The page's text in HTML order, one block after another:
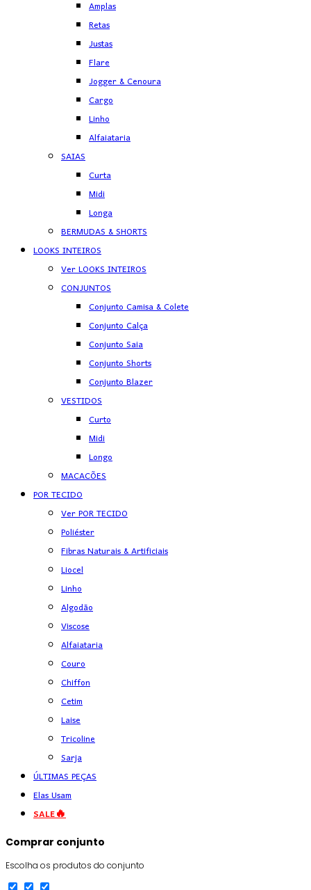
Amplas
Retas
Justas
Flare
Jogger & Cenoura
Cargo
Linho
Alfaiataria
SAIAS
Curta
Midi
Longa
BERMUDAS & SHORTS
LOOKS INTEIROS
Ver LOOKS INTEIROS
CONJUNTOS
Conjunto Camisa & Colete
Conjunto Calça
Conjunto Saia
Conjunto Shorts
Conjunto Blazer
VESTIDOS
Curto
Midi
Longo
MACACÕES
POR TECIDO
Ver POR TECIDO
Poliéster
Fibras Naturais & Artificiais
Liocel
Linho
Algodão
Viscose
Alfaiataria
Couro
Chiffon
Cetim
Laise
Tricoline
Sarja
ÚLTIMAS PEÇAS
Elas Usam
SALE🔥
Comprar conjunto
Escolha os produtos do conjunto